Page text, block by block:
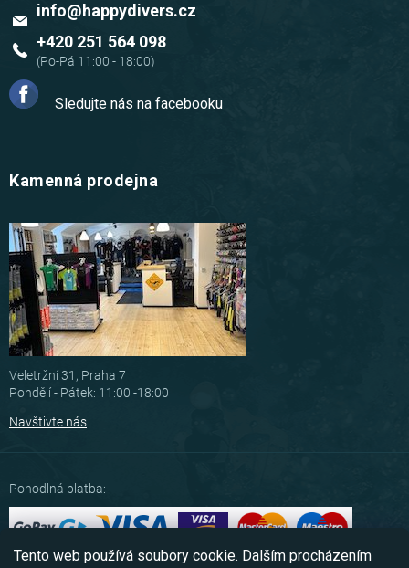
Tento web používá soubory cookie. Dalším procházením
info@happydivers.cz
+420 251 564 098
Sledujte nás na facebooku
Kamenná prodejna
Veletržní 31, Praha 7
Pondělí - Pátek: 11:00 -18:00
Navštivte nás
Pohodlná platba: